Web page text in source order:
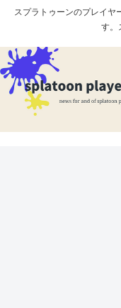
スプラトゥーンのプレイヤ
す。